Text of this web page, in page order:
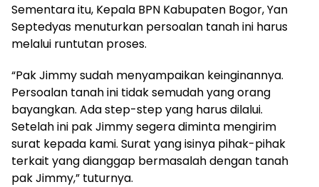
Sementara itu, Kepala BPN Kabupaten Bogor, Yan
Septedyas menuturkan persoalan tanah ini harus
melalui runtutan proses.
“Pak Jimmy sudah menyampaikan keinginannya.
Persoalan tanah ini tidak semudah yang orang
bayangkan. Ada step-step yang harus dilalui.
Setelah ini pak Jimmy segera diminta mengirim
surat kepada kami. Surat yang isinya pihak-pihak
terkait yang dianggap bermasalah dengan tanah
pak Jimmy,” tuturnya.